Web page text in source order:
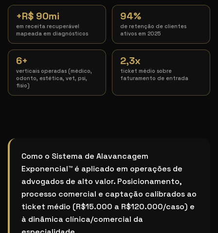
+R$ 90mi
em receita recuperável
mapeada em diagnósticos
94%
de retenção de clientes
ativos em 2025
6+
verticais operadas (médico,
odonto, estética, vet, psi,
fisio)
2,3x
ticket médio sobre
faturamento de entrada
Sistema de Alavancagem Exponencial™ aplicado a
Como o Sistema de Alavancagem
Exponencial™ é aplicado em operações de
advogados de alto valor. Posicionamento,
processo comercial e captação calibrados ao
ticket médio (R$15.000 a R$120.000/caso) e
à dinâmica clínica/comercial da